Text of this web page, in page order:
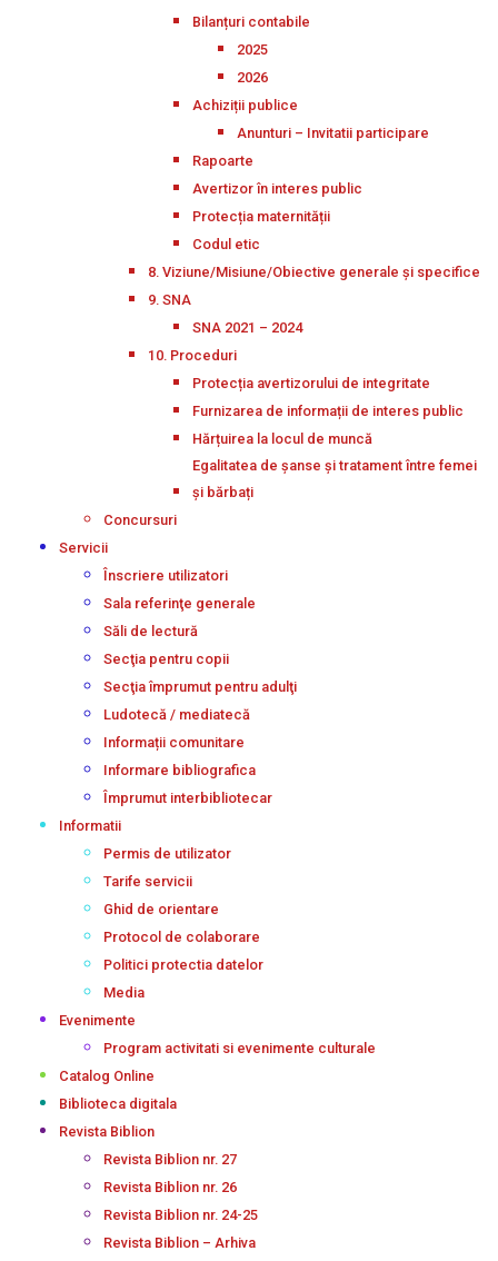
Bilanțuri contabile
2025
2026
Achiziții publice
Anunturi – Invitatii participare
Rapoarte
Avertizor în interes public
Protecția maternității
Codul etic
8. Viziune/Misiune/Obiective generale și specifice
9. SNA
SNA 2021 – 2024
10. Proceduri
Protecția avertizorului de integritate
Furnizarea de informații de interes public
Hărțuirea la locul de muncă
Egalitatea de șanse și tratament între femei
și bărbați
Concursuri
Servicii
Înscriere utilizatori
Sala referinţe generale
Săli de lectură
Secţia pentru copii
Secţia împrumut pentru adulţi
Ludotecă / mediatecă
Informații comunitare
Informare bibliografica
Împrumut interbibliotecar
Informatii
Permis de utilizator
Tarife servicii
Ghid de orientare
Protocol de colaborare
Politici protectia datelor
Media
Evenimente
Program activitati si evenimente culturale
Catalog Online
Biblioteca digitala
Revista Biblion
Revista Biblion nr. 27
Revista Biblion nr. 26
Revista Biblion nr. 24-25
Revista Biblion – Arhiva